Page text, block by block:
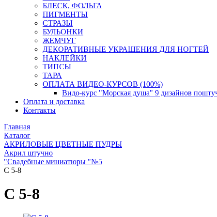
БЛЕСК, ФОЛЬГА
ПИГМЕНТЫ
СТРАЗЫ
БУЛЬОНКИ
ЖЕМЧУГ
ДЕКОРАТИВНЫЕ УКРАШЕНИЯ ДЛЯ НОГТЕЙ
НАКЛЕЙКИ
ТИПСЫ
ТАРА
ОПЛАТА ВИДЕО-КУРСОВ (100%)
Видо-курс "Морская душа" 9 дизайнов
Оплата и доставка
Контакты
Главная
Каталог
АКРИЛОВЫЕ ЦВЕТНЫЕ ПУДРЫ
Акрил штучно
"Свадебные миниатюры "№5
С 5-8
С 5-8